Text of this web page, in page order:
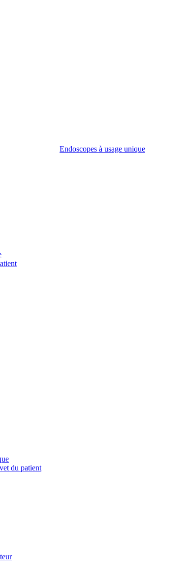
Endoscopes à usage unique
du patient